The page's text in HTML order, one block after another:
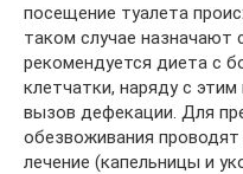
посещение туалета
таком случае назначают
рекомендуется диета с
клетчатки, наряду с
вызов дефекации. Для
обезвоживания
лечение (капельницы и